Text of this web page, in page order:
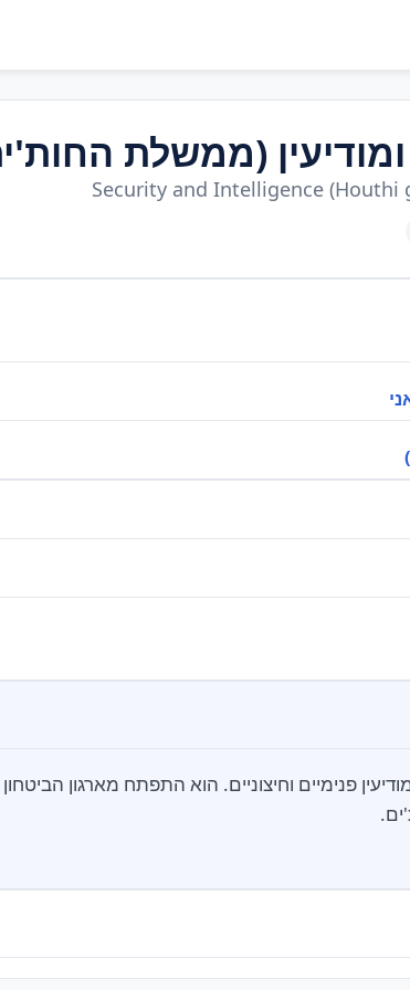
ומודיעין (ממשלת
Security and Intelligence (Houthi
פנימיים וחיצוניים. הוא התפתח מארגון